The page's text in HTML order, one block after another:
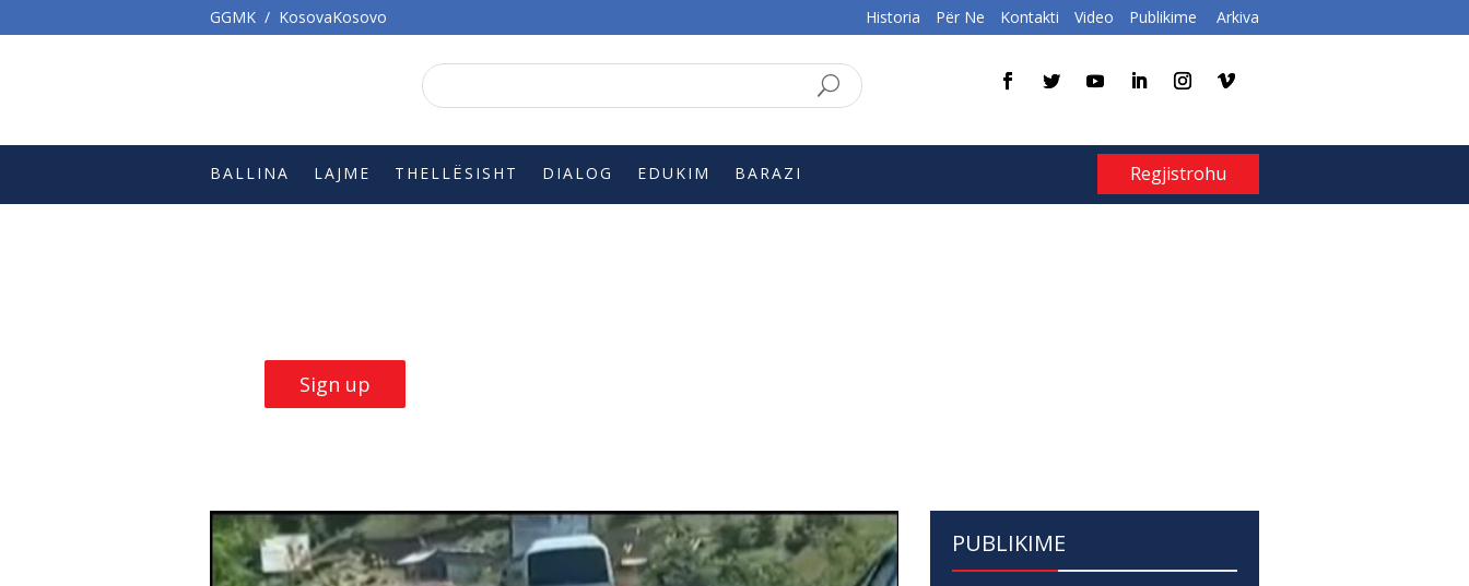
GGMK / KosovaKosovo Historia Për Ne Kontakti Video Publikime Arkiva
BALLINA LAJME THELLËSISHT DIALOG EDUKIM BARAZI Regjistrohu
Sign up
PUBLIKIME